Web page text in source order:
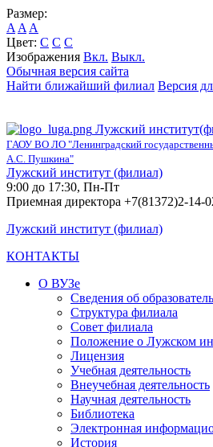
Размер:
A A A
Цвет: C C C
Изображения Вкл. Выкл.
Обычная версия сайта
Найти ближайший филиал Версия
Лужский
ГАОУ ВО ЛО "Ленинградский
А.С. Пушкина"
Лужский институт (филиал)
9:00 до 17:30, Пн-Пт
Приемная директора +7(81372)2-14-
Лужский институт (филиал)
КОНТАКТЫ
О ВУЗе
Сведения об
Структура филиала
Совет филиала
Положение о Лужском
Лицензия
Учебная деятельность
Внеучебная деятельность
Научная деятельность
Библиотека
Электронная
История